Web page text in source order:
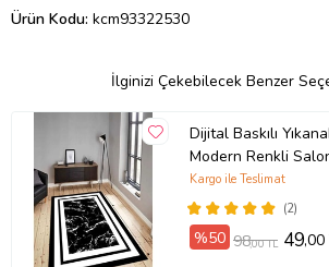
Ürün Kodu: kcm93322530
İlginizi Çekebilecek Benzer
Dijital Baskılı
Modern Renkli
Halısı Yolluk ND-
(2)
Kargo ile Teslimat
%50 98,00 TL 49,00